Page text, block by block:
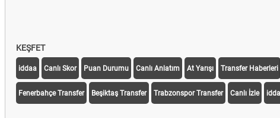
KEŞFET
iddaa Canlı Skor Puan Durumu Canlı Anlatım At Yarışı Transfer Haberleri
Fenerbahçe Transfer Beşiktaş Transfer Trabzonspor Transfer Canlı İzle